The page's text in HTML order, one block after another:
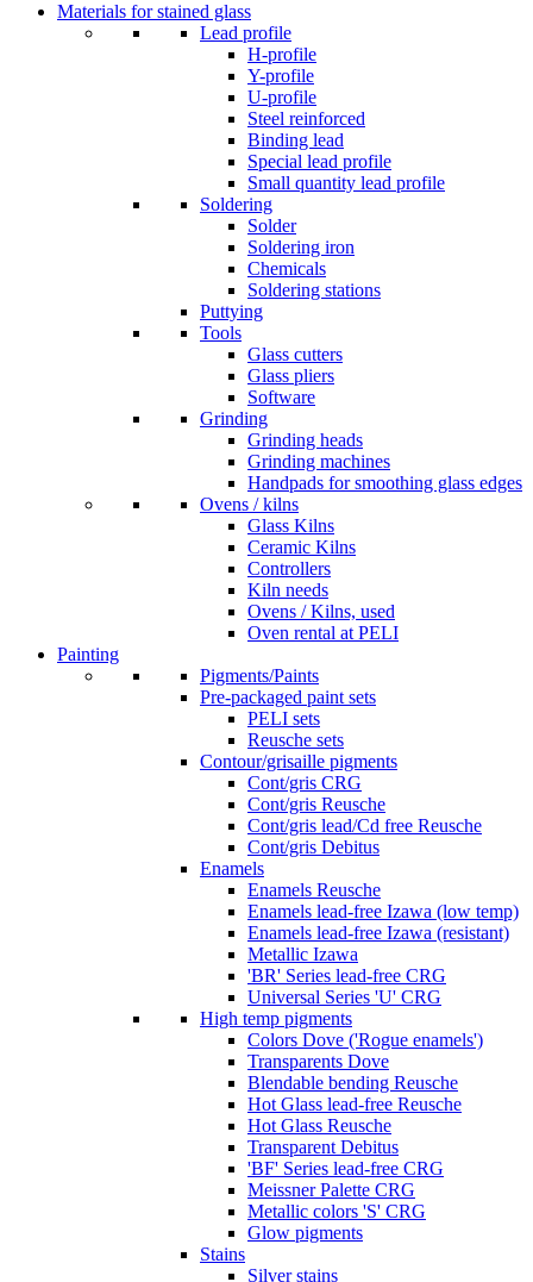
Materials for stained glass
Lead profile
H-profile
Y-profile
U-profile
Steel reinforced
Binding lead
Special lead profile
Small quantity lead profile
Soldering
Solder
Soldering iron
Chemicals
Soldering stations
Puttying
Tools
Glass cutters
Glass pliers
Software
Grinding
Grinding heads
Grinding machines
Handpads for smoothing glass edges
Ovens / kilns
Glass Kilns
Ceramic Kilns
Controllers
Kiln needs
Ovens / Kilns, used
Oven rental at PELI
Painting
Pigments/Paints
Pre-packaged paint sets
PELI sets
Reusche sets
Contour/grisaille pigments
Cont/gris CRG
Cont/gris Reusche
Cont/gris lead/Cd free Reusche
Cont/gris Debitus
Enamels
Enamels Reusche
Enamels lead-free Izawa (low temp)
Enamels lead-free Izawa (resistant)
Metallic Izawa
'BR' Series lead-free CRG
Universal Series 'U' CRG
High temp pigments
Colors Dove ('Rogue enamels')
Transparents Dove
Blendable bending Reusche
Hot Glass lead-free Reusche
Hot Glass Reusche
Transparent Debitus
'BF' Series lead-free CRG
Meissner Palette CRG
Metallic colors 'S' CRG
Glow pigments
Stains
Silver stains